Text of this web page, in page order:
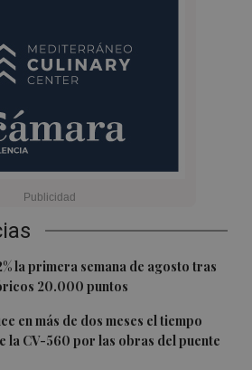
la primera semana de agosto tras
20.000 puntos
en más de dos meses el tiempo
la CV-560 por las obras del puente